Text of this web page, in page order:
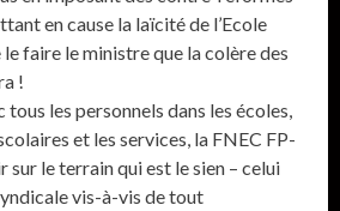
en cause la laïcité de l’Ecole
faire le ministre que la colère des
!
tous les personnels dans les écoles,
et les services, la FNEC FP-
sur le terrain qui est le sien – celui
vis-à-vis de tout